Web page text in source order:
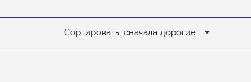
Сортировать: сначала дорогие